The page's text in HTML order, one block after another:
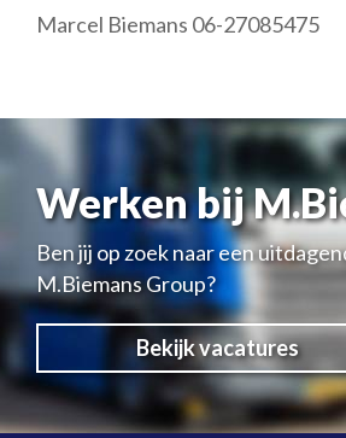
Marcel Biemans 06-27085475
Werken bij
Ben jij op zoek naar een
M.Biemans Group?
Bekijk vacatures